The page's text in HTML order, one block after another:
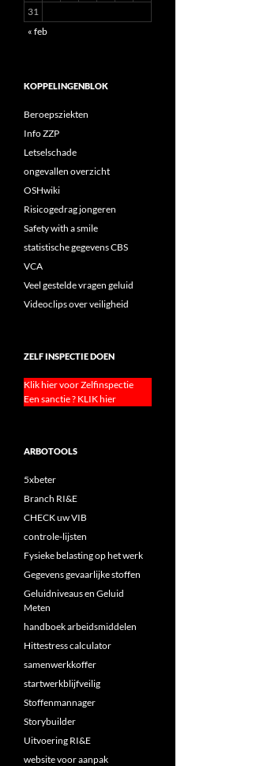
31
« feb
KOPPELINGENBLOK
Beroepsziekten
Info ZZP
Letselschade
ongevallen overzicht
OSHwiki
Risicogedrag jongeren
Safety with a smile
statistische gegevens CBS
VCA
Veel gestelde vragen geluid
Videoclips over veiligheid
ZELF INSPECTIE DOEN
Klik hier voor Zelfinspectie
Een sanctie ? KLIK hier
ARBOTOOLS
5xbeter
Branch RI&E
CHECK uw VIB
controle-lijsten
Fysieke belasting op het werk
Gegevens gevaarlijke stoffen
Geluidniveaus en Geluid
Meten
handboek arbeidsmiddelen
Hittestress calculator
samenwerkkoffer
startwerkblijfveilig
Stoffenmannager
Storybuilder
Uitvoering RI&E
website voor aanpak